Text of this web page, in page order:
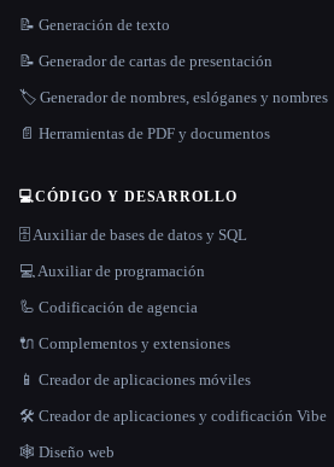
📝 Generación de texto
📝 Generador de cartas de presentación
🏷️ Generador de nombres, eslóganes y nombres
📄 Herramientas de PDF y documentos
💻CÓDIGO Y DESARROLLO
🗄️ Auxiliar de bases de datos y SQL
💻 Auxiliar de programación
🦾 Codificación de agencia
🔌 Complementos y extensiones
📱 Creador de aplicaciones móviles
🛠️ Creador de aplicaciones y codificación Vibe
🕸 Diseño web